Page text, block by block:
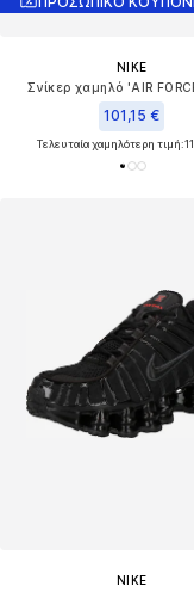
NIKE
Σνίκερ χαμηλό 'AIR
101,15 €
Τελευταία χαμηλότερη τιμή:
NIKE